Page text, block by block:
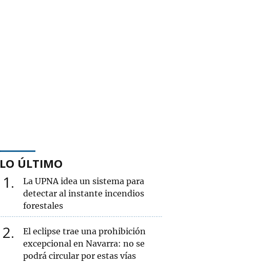
LO ÚLTIMO
1
La UPNA idea un sistema para
detectar al instante incendios
forestales
2
El eclipse trae una prohibición
excepcional en Navarra: no se
podrá circular por estas vías